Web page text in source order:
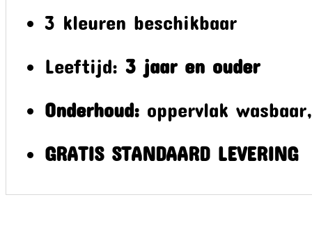
3 kleuren beschikbaar
Leeftijd: 3 jaar en ouder
Onderhoud: oppervlak
GRATIS STANDAARD LEVERING